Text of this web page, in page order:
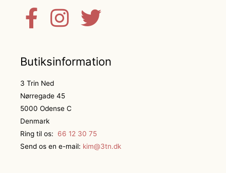
Butiksinformation
3 Trin Ned
Nørregade 45
5000 Odense C
Denmark
Ring til os:
66 12 30 75
Send os en e-mail: kim@3tn.dk